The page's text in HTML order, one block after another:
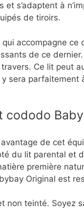
et s’adaptent à
de tiroirs.
qui accompagne
de ce
Ce lit peut
sera parfaitement
cododo
de cet
du lit parental et
première
Original est
non teinté. Soyez